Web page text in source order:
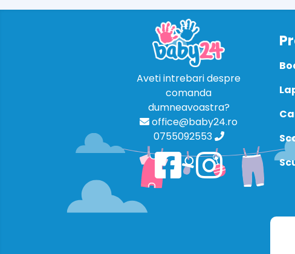
Aveti intrebari despre
comanda
dumneavoastra?
office@baby24.ro
0755092553